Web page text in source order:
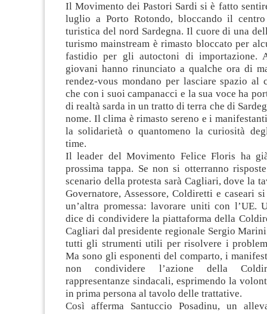
Il Movimento dei Pastori Sardi si è fatto
luglio a Porto Rotondo, bloccando il
turistica del nord Sardegna. Il cuore di una
turismo mainstream è rimasto bloccato per
fastidio per gliautoctoni di importazione.
giovani hanno rinunciato a qualche ora di
rendez-vous mondano per lasciare spazio al
che con i suoi campanacci e la sua voce ha
di realtà sarda in un tratto di terra che di
nome. Il clima è rimasto sereno e i
la solidarietà o quantomeno la curiosità
time.
Il leader del Movimento Felice Floris ha
prossima tappa. Se non si otterranno
scenario della protesta sarà Cagliari, dove la
Governatore, Assessore, Coldiretti e caseari
un’altra promessa: lavorare uniti con l’UE.
dice di condividere la piattaforma della
Cagliari dal presidente regionale Sergio
tutti gli strumenti utili per risolvere i
Ma sono gli esponenti del comparto, i
non condividere l’azione della
rappresentanze sindacali, esprimendo la
in prima persona al tavolo delle trattative.
Così afferma Santuccio Posadinu, un